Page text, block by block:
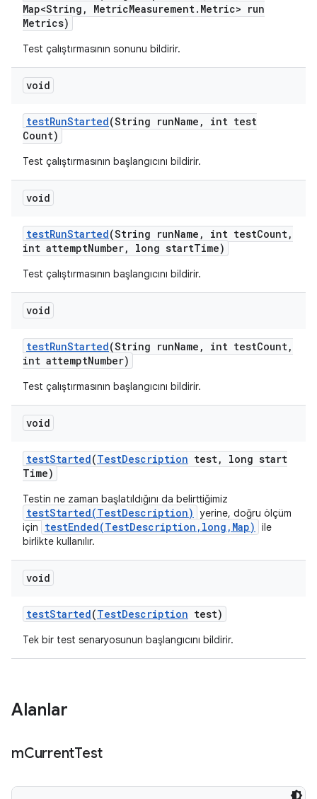
Map<String , MetricMeasurement. Metric> run
Metrics)
Test çalıştırmasının sonunu bildirir.
void
testRunStarted(String runName ,
int test
Count)
Test çalıştırmasının başlangıcını bildirir.
void
testRunStarted(String runName , int testCount,
int attemptNumber, long startTime)
Test çalıştırmasının başlangıcını bildirir.
void
testRunStarted(String runName , int testCount,
int attemptNumber)
Test çalıştırmasının başlangıcını bildirir.
void
testStarted(TestDescription test,
long start
Time)
Testin ne zaman başlatıldığını da belirttiğimiz
testStarted(TestDescription) yerine, doğru ölçüm
için
testEnded(TestDescription,long,Map)
ile
birlikte kullanılır.
void
testStarted(TestDescription test)
Tek bir test senaryosunun başlangıcını bildirir.
Alanlar
mCurrentTest